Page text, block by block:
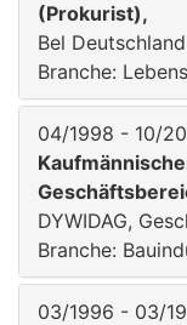
(Prokurist),
Bel
Branche:
04/1998 - 10/
DYWIDAG,
Branche:
03/1996 - 03/